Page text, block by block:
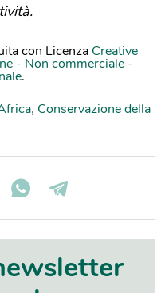
con Licenza Creative
- Non commerciale -
.
, Conservazione della